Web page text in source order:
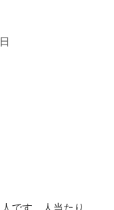
です。人当たり